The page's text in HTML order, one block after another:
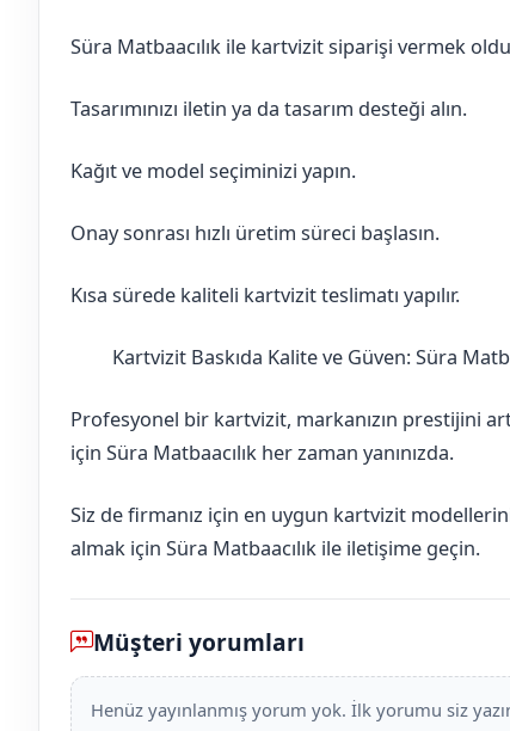
Süra Matbaacılık ile kartvizit siparişi vermek
Tasarımınızı iletin ya da tasarım desteği alın.
Kağıt ve model seçiminizi yapın.
Onay sonrası hızlı üretim süreci başlasın.
Kısa sürede kaliteli kartvizit teslimatı yapılır.
Kartvizit Baskıda Kalite ve Güven: Süra
Profesyonel bir kartvizit, markanızın prestijini
için Süra Matbaacılık her zaman yanınızda.
Siz de firmanız için en uygun kartvizit
almak için Süra Matbaacılık ile iletişime geçin.
Müşteri yorumları
Henüz yayınlanmış yorum yok. İlk yorumu siz